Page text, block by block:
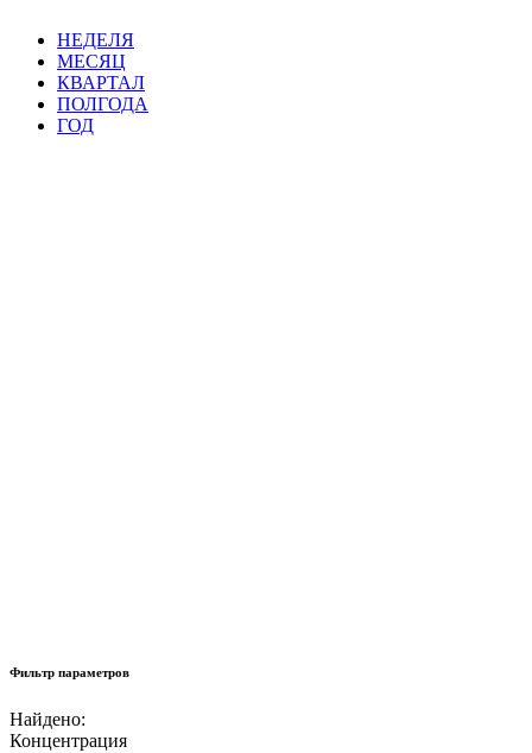
НЕДЕЛЯ
МЕСЯЦ
КВАРТАЛ
ПОЛГОДА
ГОД
Фильтр параметров
Найдено:
Концентрация